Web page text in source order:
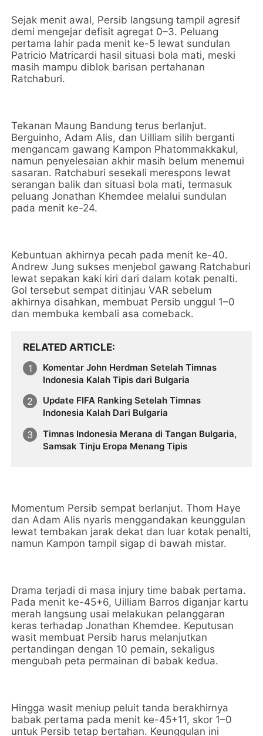
Sejak menit awal, Persib langsung tampil agresif
demi mengejar defisit agregat 0–3. Peluang
pertama lahir pada menit ke-5 lewat sundulan
Patricio Matricardi hasil situasi bola mati, meski
masih mampu diblok barisan pertahanan
Ratchaburi.
Tekanan Maung Bandung terus berlanjut.
Berguinho, Adam Alis, dan Uilliam silih berganti
mengancam gawang Kampon Phatommakkakul,
namun penyelesaian akhir masih belum menemui
sasaran. Ratchaburi sesekali merespons lewat
serangan balik dan situasi bola mati, termasuk
peluang Jonathan Khemdee melalui sundulan
pada menit ke-24.
Kebuntuan akhirnya pecah pada menit ke-40.
Andrew Jung sukses menjebol gawang Ratchaburi
lewat sepakan kaki kiri dari dalam kotak penalti.
Gol tersebut sempat ditinjau VAR sebelum
akhirnya disahkan, membuat Persib unggul 1–0
dan membuka kembali asa comeback.
RELATED ARTICLE
Komentar John Herdman Setelah Timnas
Indonesia Kalah Tipis dari Bulgaria
Update FIFA Ranking Setelah Timnas
Indonesia Kalah Dari Bulgaria
Timnas Indonesia Merana di Tangan Bulgaria,
Samsak Tinju Eropa Menang Tipis
Momentum Persib sempat berlanjut. Thom Haye
dan Adam Alis nyaris menggandakan keunggulan
lewat tembakan jarak dekat dan luar kotak penalti,
namun Kampon tampil sigap di bawah mistar.
Drama terjadi di masa injury time babak pertama.
Pada menit ke-45+6, Uilliam Barros diganjar kartu
merah langsung usai melakukan pelanggaran
keras terhadap Jonathan Khemdee. Keputusan
wasit membuat Persib harus melanjutkan
pertandingan dengan 10 pemain, sekaligus
mengubah peta permainan di babak kedua.
Hingga wasit meniup peluit tanda berakhirnya
babak pertama pada menit ke-45+11, skor 1–0
untuk Persib tetap bertahan. Keunggulan ini